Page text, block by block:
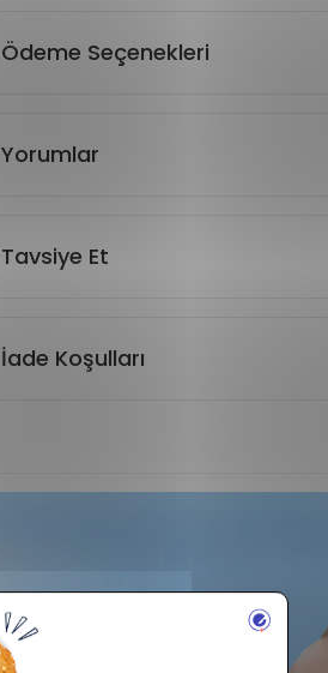
Ödeme Seçenekleri
Yorumlar
Tavsiye Et
İade Koşulları